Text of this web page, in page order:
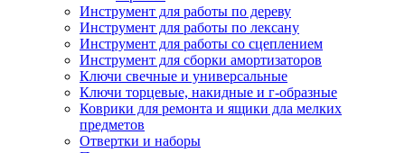
Инструмент для работы по дереву
Инструмент для работы по лексану
Инструмент для работы со сцеплением
Инструмент для сборки амортизаторов
Ключи свечные и универсальные
Ключи торцевые, накидные и г-образные
Коврики для ремонта и ящики дла мелких
предметов
Отвертки и наборы